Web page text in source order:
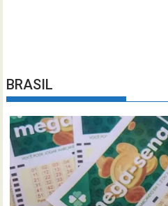
BRASIL